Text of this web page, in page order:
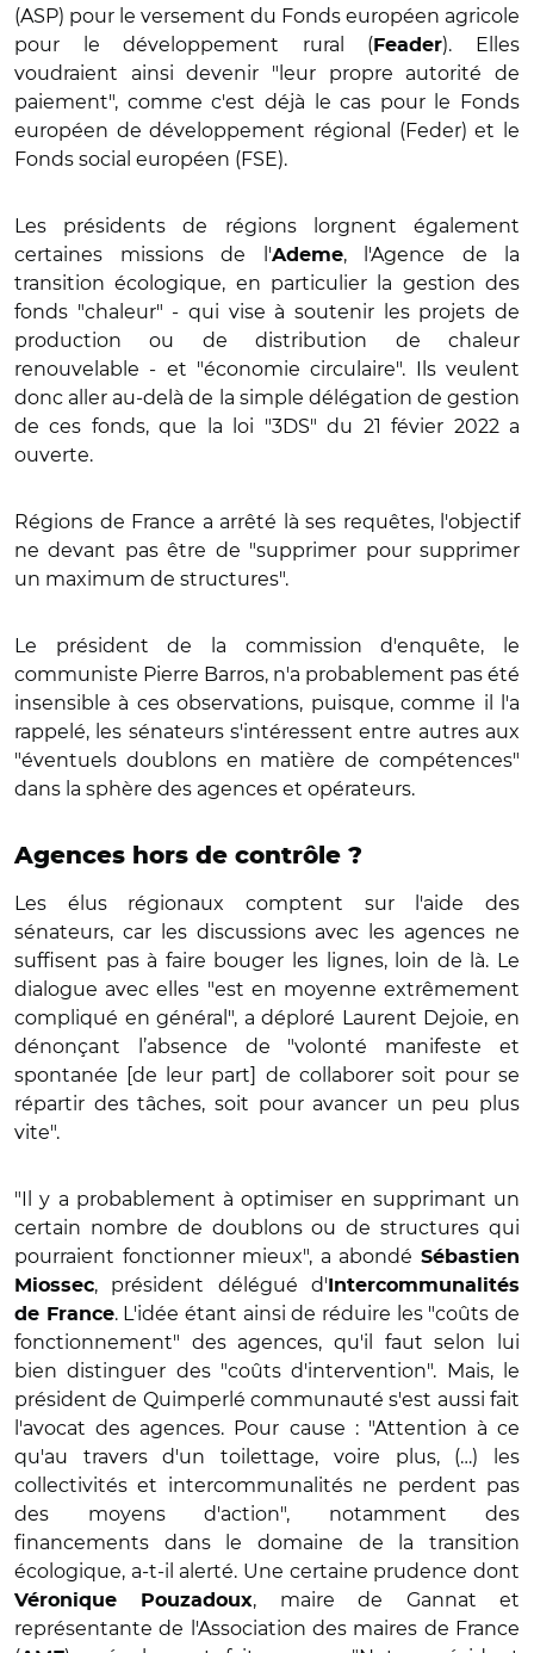
(ASP) pour le versement du Fonds européen agricole
pour le développement rural ( Feader). Elles
voudraient ainsi devenir "leur propre autorité de
paiement", comme c'est déjà le cas pour le Fonds
européen de développement régional (Feder) et le
Fonds social européen (FSE).
Les présidents de régions lorgnent également
certaines missions de l'Ademe, l'Agence de la
transition écologique, en particulier la gestion des
fonds "chaleur" - qui vise à soutenir les projets de
production ou de distribution de chaleur
renouvelable - et "économie circulaire". Ils veulent
donc aller au-delà de la simple délégation de gestion
de ces fonds, que la loi "3DS" du 21 févier 2022 a
ouverte.
Régions de France a arrêté là ses requêtes, l'objectif
ne devant pas être de "supprimer pour supprimer
un maximum de structures".
Le président de la commission d'enquête, le
communiste Pierre Barros, n'a probablement pas été
insensible à ces observations, puisque, comme il l'a
rappelé, les sénateurs s'intéressent entre autres aux
"éventuels doublons en matière de compétences"
dans la sphère des agences et opérateurs.
Agences hors de contrôle ?
Les élus régionaux comptent sur l'aide des
sénateurs, car les discussions avec les agences ne
suffisent pas à faire bouger les lignes, loin de là. Le
dialogue avec elles "est en moyenne extrêmement
compliqué en général", a déploré Laurent Dejoie, en
dénonçant l’absence de "volonté manifeste et
spontanée [de leur part] de collaborer soit pour se
répartir des tâches, soit pour avancer un peu plus
vite".
"Il y a probablement à optimiser en supprimant un
certain nombre de doublons ou de structures qui
pourraient fonctionner mieux", a abondé Sébastien
Miossec, président délégué d' Intercommunalités
de France. L'idée étant ainsi de réduire les "coûts de
fonctionnement" des agences, qu'il faut selon lui
bien distinguer des "coûts d'intervention". Mais, le
président de Quimperlé communauté s'est aussi fait
l'avocat des agences. Pour cause : "Attention à ce
qu'au travers d'un toilettage, voire plus, (…) les
collectivités et intercommunalités ne perdent pas
des moyens d'action", notamment des
financements dans le domaine de la transition
écologique, a-t-il alerté. Une certaine prudence dont
Véronique Pouzadoux, maire de Gannat et
représentante de l'Association des maires de France